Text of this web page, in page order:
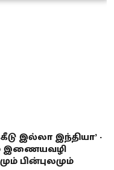
இல்லா இந்தியா’ -
இணையவழி
பின்புலமும்